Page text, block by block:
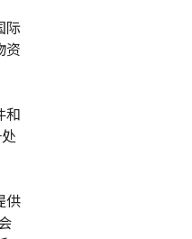
际
资
和
供